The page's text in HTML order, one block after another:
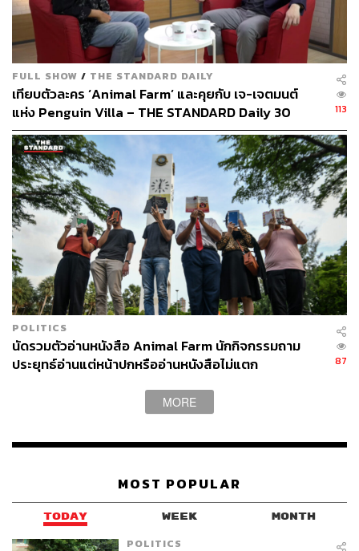
FULL SHOW / THE STANDARD DAILY
เทียบตัวละคร ‘Animal Farm’ และคุยกับ เจ-เจตมนต์
แห่ง Penguin Villa – THE STANDARD Daily 30
พฤษภาคม 2562
113
POLITICS
นัดรวมตัวอ่านหนังสือ Animal Farm นักกิจกรรมถาม
ประยุทธ์อ่านแต่หน้าปกหรืออ่านหนังสือไม่แตก
87
MORE
MOST POPULAR
TODAY WEEK MONTH
POLITICS